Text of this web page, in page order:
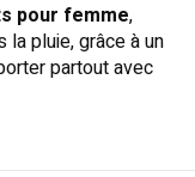
pour femme,
pluie, grâce à un
partout avec